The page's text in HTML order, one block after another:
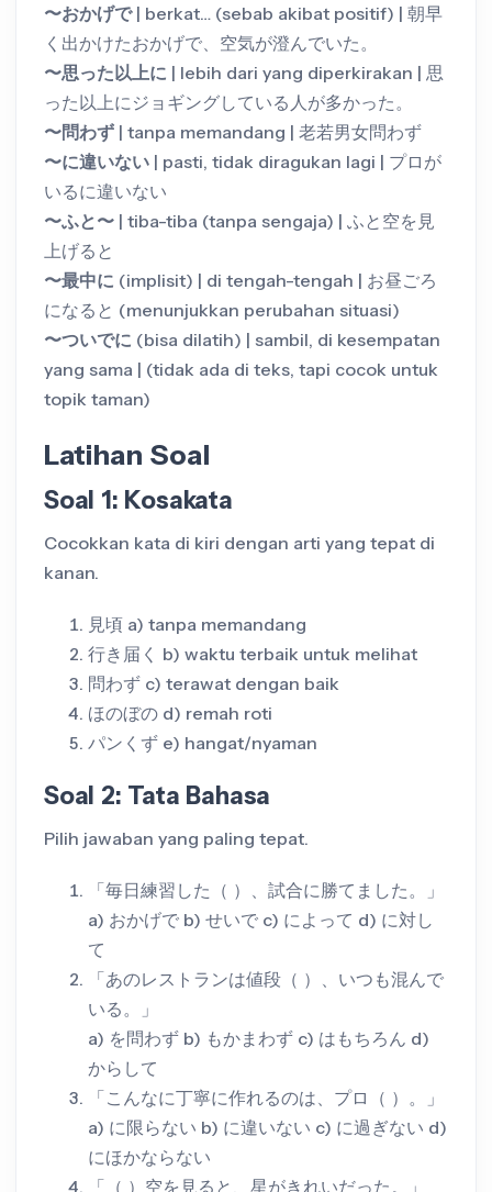
〜おかげで| berkat… (sebab akibat positif) | 朝早
く出かけたおかげで、空気が澄んでいた。
〜思った以上に | lebih dari yang diperkirakan | 思
った以上にジョギングしている人が多かった。
〜問わず | tanpa memandang | 老若男女問わず
〜に違いない | pasti, tidak diragukan lagi | プロが
いるに違いない
〜ふと〜 | tiba-tiba (tanpa sengaja) | ふと空を見
上げると
〜最中に (implisit) | di tengah-tengah | お昼ごろ
になると (menunjukkan perubahan situasi)
〜ついでに (bisa dilatih) | sambil, di kesempatan
yang sama | (tidak ada di teks, tapi cocok untuk
topik taman)
Latihan Soal
Soal 1: Kosakata
Cocokkan kata di kiri dengan arti yang tepat di
kanan.
見頃 a) tanpa memandang
行き届く b) waktu terbaik untuk melihat
問わず c) terawat dengan baik
ほのぼの d) remah roti
パンくず e) hangat/nyaman
Soal 2: Tata Bahasa
Pilih jawaban yang paling tepat.
「毎日練習した（ ）、試合に勝てました。」
a) おかげで b) せいで c) によって d) に対し
て
「あのレストランは値段（ ）、いつも混んで
いる。」
a) を問わず b) もかまわず c) はもちろん d)
からして
「こんなに丁寧に作れるのは、プロ（ ）。」
a) に限らない b) に違いない c) に過ぎない d)
にほかならない
「（ ）空を見ると、星がきれいだった。」